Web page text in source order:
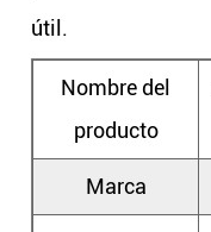
útil.
Nombre del
producto
Marca